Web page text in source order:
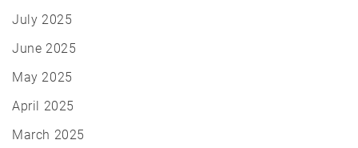
July 2025
June 2025
May 2025
April 2025
March 2025